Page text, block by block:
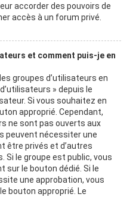
accorder des pouvoirs de
accès à un forum privé.
et comment puis-je en
groupes d’utilisateurs en
» depuis le
Si vous souhaitez en
approprié. Cependant,
ne sont pas ouverts aux
peuvent nécessiter une
être privés et d’autres
Si le groupe est public, vous
sur le bouton dédié. Si le
une approbation, vous
bouton approprié. Le